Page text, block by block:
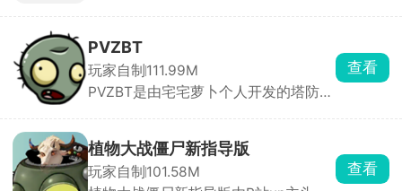
冒险。每个角色都有独特的技能，进入
不同的场景内探索，根据情况设定策
略，发现隐藏的宝藏和秘密，收获不同
的游戏乐趣体验。
PVZBT
玩家自制111.99M
PVZBT是由宅宅萝卜个人开发的塔防策
新的乐趣，在游戏中不仅可以种植植
物，布置阵容抵御僵尸大军，还可以放
置僵尸拿下戴夫，玩法丰富多样，只有
查看
植物大战僵尸新指导版
玩家自制101.58M
查看